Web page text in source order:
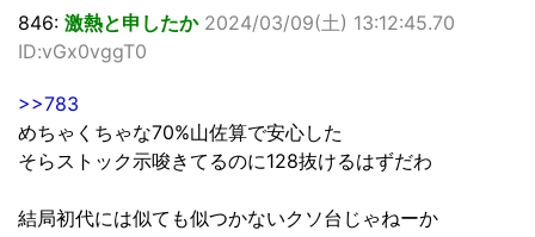
846: 激熱と申したか 2024/03/09(土) 13:12:45.70
ID:vGx0vggT0
>>783
めちゃくちゃな70%山佐算で安心した
そらストック示唆きてるのに128抜けるはずだわ
結局初代には似ても似つかないクソ台じゃねーか